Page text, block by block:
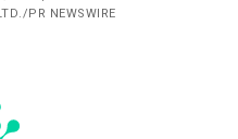
PR NEWSWIRE